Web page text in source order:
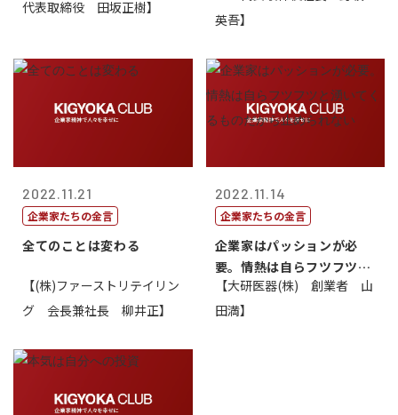
代表取締役 田坂正樹】
英吾】
2022.11.21
企業家たちの金言
全てのことは変わる
【(株)ファーストリテイリン
グ 会長兼社長 柳井正】
2022.11.14
企業家たちの金言
企業家はパッションが必
要。情熱は自らフツフツと
湧いてくるもの...
【大研医器(株) 創業者 山
田満】